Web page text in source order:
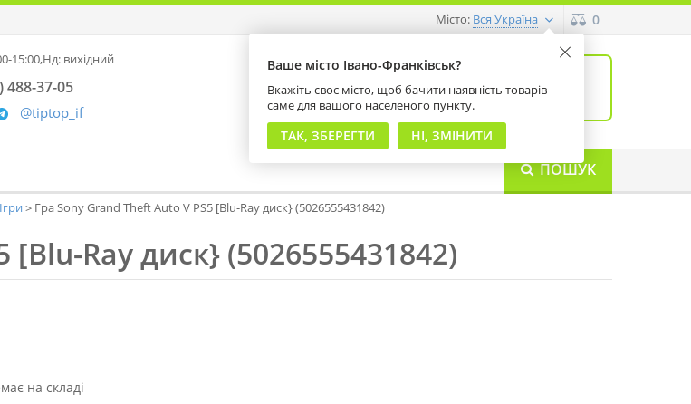
Ваше місто Івано-Франківськ?
Вкажіть своє місто, щоб бачити наявність товарів
саме для вашого населеного пункту.
ТАК, ЗБЕРЕГТИ НІ, ЗМІНИТИ
Місто: Вся Україна 0
15:00,Нд: вихідний
488-37-05
@tiptop_if
0
на суму 0 грн
ПОШУК
Ігри Гра Sony Grand Theft Auto V PS5 [Blu-Ray диск} (5026555431842)
Ray диск} (5026555431842)
на складі